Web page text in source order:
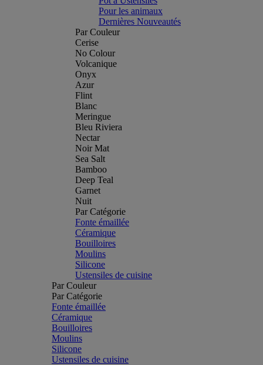
Pour les animaux
Dernières Nouveautés
Par Couleur
Cerise
No Colour
Volcanique
Onyx
Azur
Flint
Blanc
Meringue
Bleu Riviera
Nectar
Noir Mat
Sea Salt
Bamboo
Deep Teal
Garnet
Nuit
Par Catégorie
Fonte émaillée
Céramique
Bouilloires
Moulins
Silicone
Ustensiles de cuisine
Par Couleur
Par Catégorie
Fonte émaillée
Céramique
Bouilloires
Moulins
Silicone
Ustensiles de cuisine